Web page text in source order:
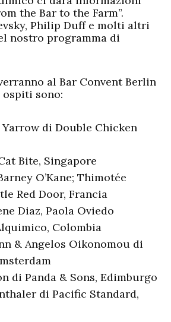
the Bar to the Farm”.
Philip Duffe molti altri
nostro programma di
al Bar Convent Berlin
sono:
Yarrow di Double Chicken
Bite, Singapore
O’Kane; Thimotée
Red Door, Francia
Diaz, Paola Oviedo
Colombia
& Angelos Oikonomou di
di Panda & Sons, Edimburgo
di Pacific Standard,